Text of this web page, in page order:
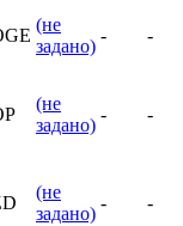
(не
задано)
- -
(не
задано)
- -
(не
задано)
- -